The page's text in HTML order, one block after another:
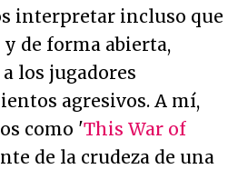
interpretar incluso que
de forma abierta,
los jugadores
agresivos. A mí,
como 'This War of
de la crudeza de una